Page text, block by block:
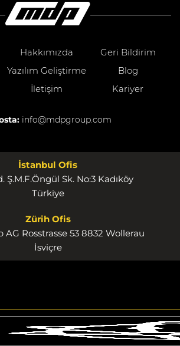
Hakkımızda
Geri Bildirim
Yazılım Geliştirme
Blog
İletişim Kariyer
info@mdpgroup.com
İstanbul Ofis
Ş.M.F.Öngül Sk. No:3 Kadıköy
Türkiye
Zürih Ofis
AG Rosstrasse 53 8832 Wollerau
İsviçre